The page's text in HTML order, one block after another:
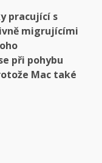
pracující s
migrujícími
při pohybu
Mac také